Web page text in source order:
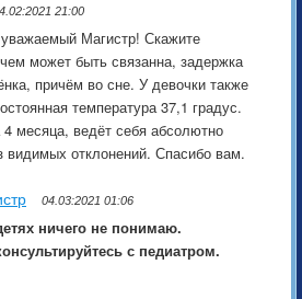
21:00
Магистр! Скажите
может быть связанна, задержка
причём во сне. У девочки также
температура 37,1 градус.
4 месяца, ведёт себя абсолютно
видимых отклонений. Спасибо вам.
04.03:2021 01:06
ничего не понимаю.
с педиатром.